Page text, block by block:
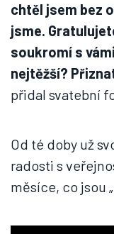
chtěl jsem bez
jsme.
soukromí s
nejtěžší?
přidal svatební
Od té doby už
radosti s
měsíce, co jsou